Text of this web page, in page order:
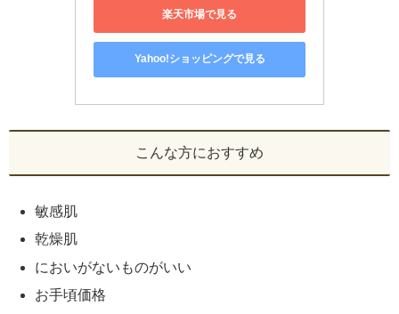
楽天市場で見る
Yahoo!ショッピングで見る
こんな方におすすめ
敏感肌
乾燥肌
においがないものがいい
お手頃価格